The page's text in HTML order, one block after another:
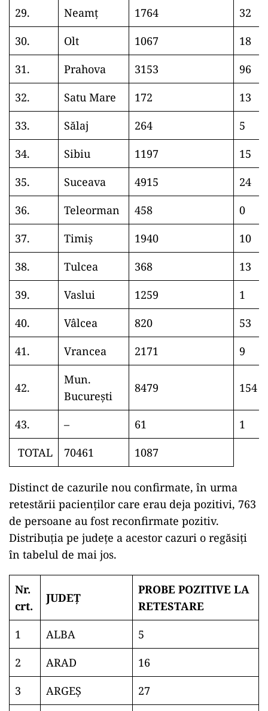
29. Neamț 1764
32
30.
Olt 1067
18
31.
Prahova 3153
96
32.
Satu Mare 172
13
33.
Sălaj 264
5
34.
Sibiu 1197
15
35.
Suceava 4915
24
36.
Teleorman 458
0
37.
Timiș 1940
10
38.
Tulcea 368
13
39.
Vaslui 1259
1
40.
Vâlcea 820
53
41.
Vrancea 2171 9
42.
Mun.
București
8479 154
43. – 61
1
TOTAL
70461 1087
Distinct de cazurile nou confirmate, în urma
retestării pacienților care erau deja pozitivi, 763
de persoane au fost reconfirmate pozitiv.
Distribuția pe județe a acestor cazuri o regăsiți
în tabelul de mai jos.
Nr.
crt.
JUDEȚ
PROBE POZITIVE LA
RETESTARE
1
ALBA
5
2
ARAD
16
3
ARGEŞ
27